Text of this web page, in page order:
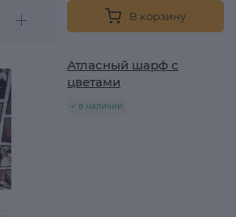
В корзину
Атласный шарф с
цветами
в наличии